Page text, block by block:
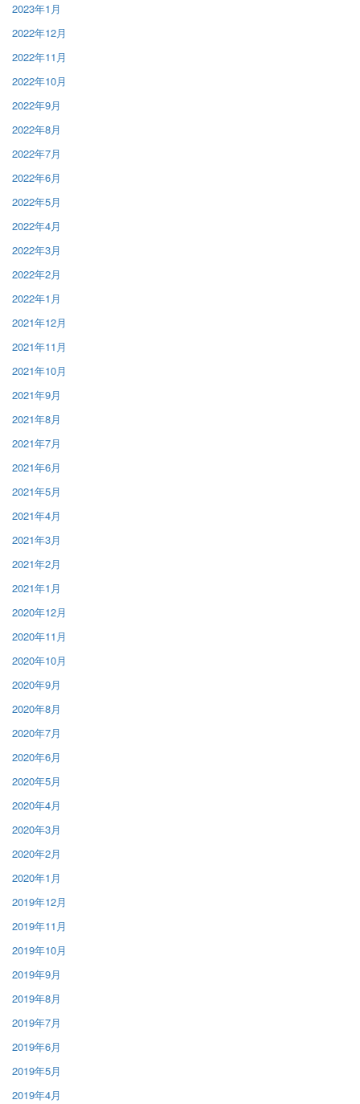
2023年1月
2022年12月
2022年11月
2022年10月
2022年9月
2022年8月
2022年7月
2022年6月
2022年5月
2022年4月
2022年3月
2022年2月
2022年1月
2021年12月
2021年11月
2021年10月
2021年9月
2021年8月
2021年7月
2021年6月
2021年5月
2021年4月
2021年3月
2021年2月
2021年1月
2020年12月
2020年11月
2020年10月
2020年9月
2020年8月
2020年7月
2020年6月
2020年5月
2020年4月
2020年3月
2020年2月
2020年1月
2019年12月
2019年11月
2019年10月
2019年9月
2019年8月
2019年7月
2019年6月
2019年5月
2019年4月